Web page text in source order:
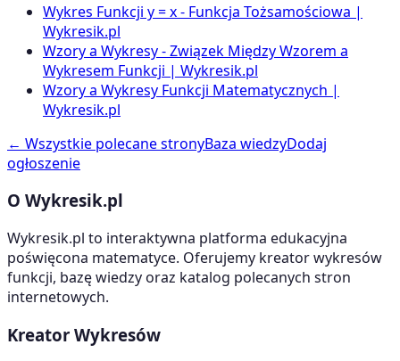
Wykres Funkcji y = x - Funkcja Tożsamościowa |
Wykresik.pl
Wzory a Wykresy - Związek Między Wzorem a
Wykresem Funkcji | Wykresik.pl
Wzory a Wykresy Funkcji Matematycznych |
Wykresik.pl
← Wszystkie polecane stronyBaza wiedzyDodaj
ogłoszenie
O Wykresik.pl
Wykresik.pl to interaktywna platforma edukacyjna
poświęcona matematyce. Oferujemy kreator wykresów
funkcji, bazę wiedzy oraz katalog polecanych stron
internetowych.
Kreator Wykresów